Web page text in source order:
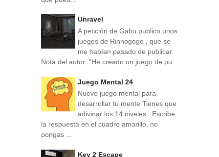
Unravel
A petición de Gabu publico unos
juegos de Rinnogogo , que se
me habían pasado de publicar.
Nota del autor: "He creado un juego de pu...
Juego Mental 24
Nuevo juego mental para
desarrollar tu mente Tienes que
adivinar los 14 niveles . Escribe
la respuesta en el cuadro amarillo, no
pongas ...
Key 2 Escape